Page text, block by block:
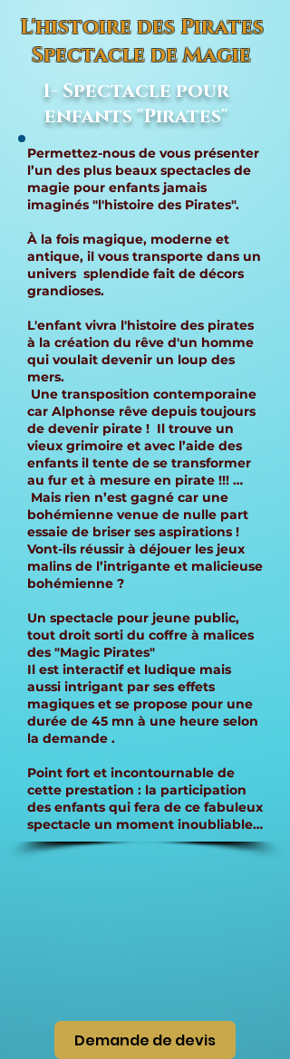
L'histoire des Pirates
Spectacle de Magie
1- Spectacle pour
enfants "Pirates"
Permettez-nous de vous présenter
l’un des plus beaux spectacles de
magie pour enfants jamais
imaginés "l'histoire des Pirates".
À la fois magique, moderne et
antique, il vous transporte dans un
univers splendide fait de décors
grandioses.
L'enfant vivra l'histoire des pirates
à la création du rêve d'un homme
qui voulait devenir un loup des
mers.
Une transposition contemporaine
car Alphonse rêve depuis toujours
de devenir pirate ! Il trouve un
vieux grimoire et avec l’aide des
enfants il tente de se transformer
au fur et à mesure en pirate !!! …
Mais rien n’est gagné car une
bohémienne venue de nulle part
essaie de briser ses aspirations !
Vont-ils réussir à déjouer les jeux
malins de l’intrigante et malicieuse
bohémienne ?
Un spectacle pour jeune public,
tout droit sorti du coffre à malices
des "Magic Pirates"
Il est interactif et ludique mais
aussi intrigant par ses effets
magiques et se propose pour une
durée de 45 mn à une heure selon
la demande .
Point fort et incontournable de
cette prestation : la participation
des enfants qui fera de ce fabuleux
spectacle un moment inoubliable…
Demande de devis